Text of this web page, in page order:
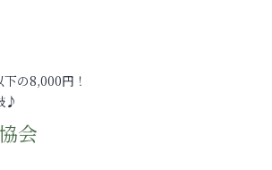
の8,000円！
♪
会